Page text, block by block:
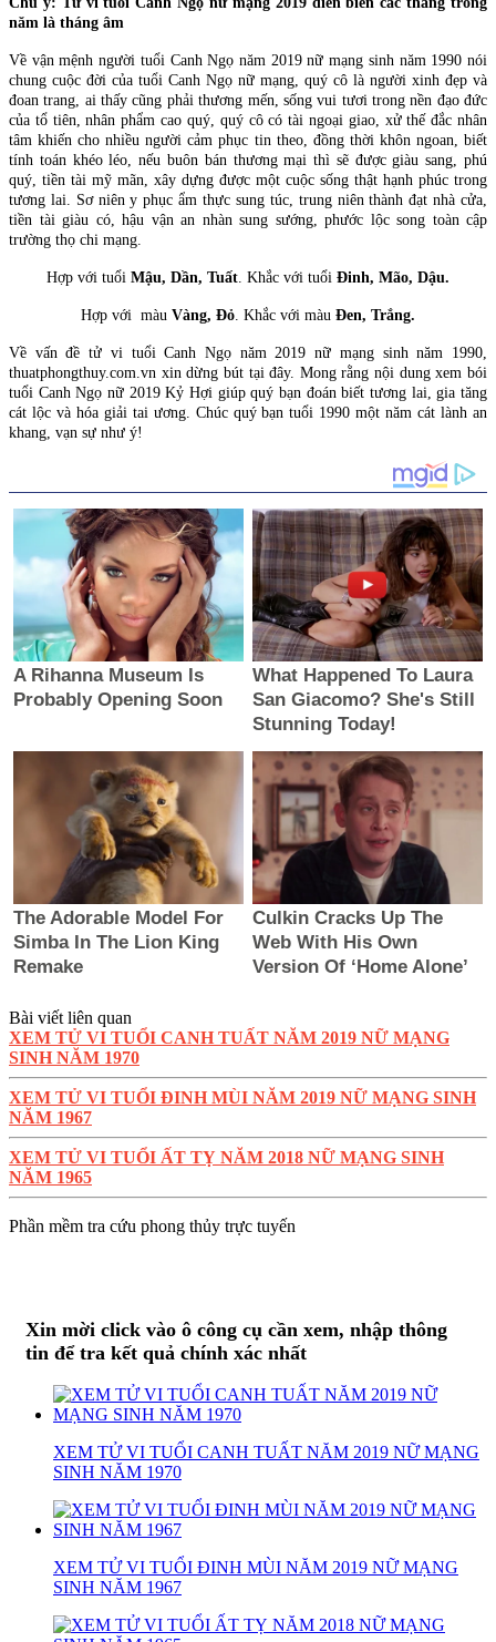
năm là tháng âm
Về vận mệnh người tuổi Canh Ngọ năm 2019 nữ mạng sinh năm 1990 nói
chung cuộc đời của tuổi Canh Ngọ nữ mạng, quý cô là người xinh đẹp và
đoan trang, ai thấy cũng phải thương mến, sống vui tươi trong nền đạo đức
của tổ tiên, nhân phẩm cao quý, quý cô có tài ngoại giao, xử thế đắc nhân
tâm khiến cho nhiều người cảm phục tin theo, đồng thời khôn ngoan, biết
tính toán khéo léo, nếu buôn bán thương mại thì sẽ được giàu sang, phú
quý, tiền tài mỹ mãn, xây dựng được một cuộc sống thật hạnh phúc trong
tương lai. Sơ niên y phục ẩm thực sung túc, trung niên thành đạt nhà cửa,
tiền tài giàu có, hậu vận an nhàn sung sướng, phước lộc song toàn cập
trường thọ chi mạng.
Hợp với tuổi Mậu, Dần, Tuất . Khắc với tuổi Đinh, Mão, Dậu.
Hợp với màu Vàng, Đỏ . Khắc với màu Đen, Trắng.
Về vấn đề tử vi tuổi Canh Ngọ năm 2019 nữ mạng sinh năm 1990,
thuatphongthuy.com.vn xin dừng bút tại đây. Mong rằng nội dung xem bói
tuổi Canh Ngọ nữ 2019 Kỷ Hợi giúp quý bạn đoán biết tương lai, gia tăng
cát lộc và hóa giải tai ương. Chúc quý bạn tuổi 1990 một năm cát lành an
khang, vạn sự như ý!
Bài viết liên quan
XEM TỬ VI TUỔI CANH TUẤT NĂM 2019 NỮ MẠNG
SINH NĂM 1970
XEM TỬ VI TUỔI ĐINH MÙI NĂM 2019 NỮ MẠNG SINH
NĂM 1967
XEM TỬ VI TUỔI ẤT TỴ NĂM 2018 NỮ MẠNG SINH
NĂM 1965
Phần mềm tra cứu phong thủy trực tuyến
Xin mời click vào ô công cụ cần xem, nhập thông
tin để tra kết quả chính xác nhất
XEM TỬ VI TUỔI CANH TUẤT NĂM 2019 NỮ MẠNG
SINH NĂM 1970
XEM TỬ VI TUỔI ĐINH MÙI NĂM 2019 NỮ MẠNG
SINH NĂM 1967